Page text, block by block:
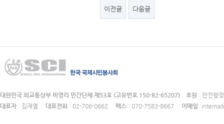
이전글 다음글
대한민국 외교통상부 비영리 민간단체 제53호 (고유번호 150-82-65207) 후원 : 안전
대표자 : 김재열 대표전화 : 02-706-0662 팩스 : 070-7583-8667 이메일: